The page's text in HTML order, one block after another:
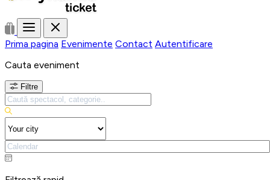
Prima pagina Evenimente Contact Autentificare
Cauta eveniment
Filtre